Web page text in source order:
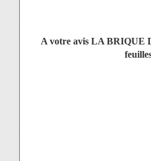
A votre avis LA BRIQUE